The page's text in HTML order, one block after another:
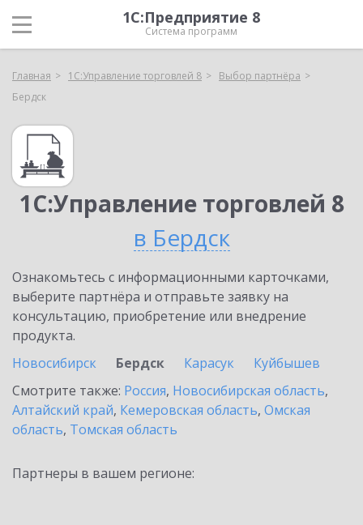
1С:Предприятие 8
Система программ
Главная 1С:Управление торговлей 8
Выбор партнёра
Бердск
1С:Управление торговлей 8
в Бердск
Ознакомьтесь с информационными карточками,
выберите партнёра и отправьте заявку на
консультацию, приобретение или внедрение
продукта.
Новосибирск
Бердск Карасук
Куйбышев
Смотрите также: Россия, Новосибирская область,
Алтайский край, Кемеровская область, Омская
область, Томская область
Партнеры в вашем регионе: